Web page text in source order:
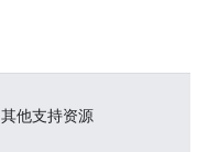
其他支持资源